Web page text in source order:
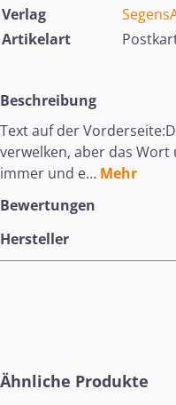
Verlag
Artikelart
Beschreibung
Text auf der
verwelken, aber das
immer und e… Mehr
Bewertungen
Hersteller
Produktgalerie
Ähnliche Produkte